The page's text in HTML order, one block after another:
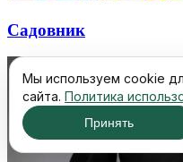
Садовник
Мы используем cookie
сайта. Политика
Принять